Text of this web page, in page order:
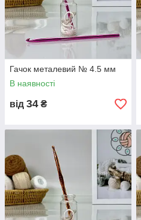
Гачок металевий № 4.5 мм
В наявності
від 34 ₴